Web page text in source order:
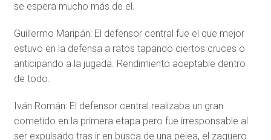
se espera mucho más de el.
Guillermo Maripán: El defensor central fue el que mejor
estuvo en la defensa a ratos tapando ciertos cruces o
anticipando a la jugada. Rendimiento aceptable dentro
de todo.
Iván Román: El defensor central realizaba un gran
cometido en la primera etapa pero fue irresponsable al
ser expulsado tras ir en busca de una pelea, el zaguero